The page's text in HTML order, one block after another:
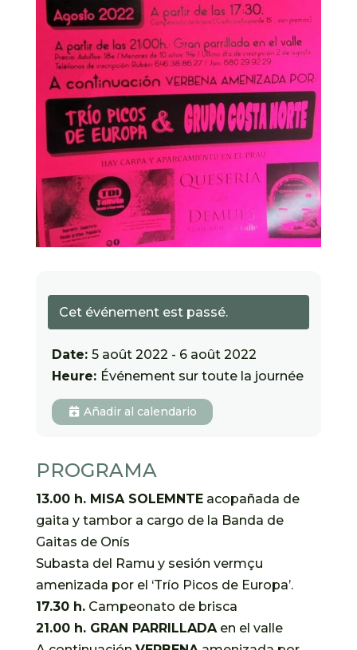
Cet événement est passé.
Date: 5 août 2022 - 6 août 2022
Heure: Événement sur toute la journée
Añadir al calendario
PROGRAMA
13.00 h. MISA SOLEMNTEacopañada de
gaita y tambor a cargo de la Banda de
Gaitas de Onís
Subasta del Ramu y sesión vermçu
amenizada por el ‘Trío Picos de Europa’.
17.30 h.Campeonato de brisca
21.00 h. GRAN PARRILLADAen el valle